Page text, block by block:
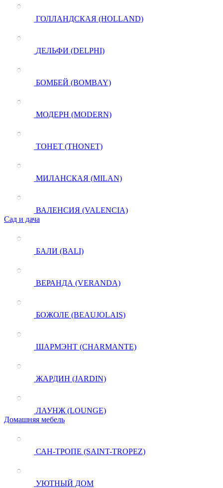
ГОЛЛАНДСКАЯ (HOLLAND)
ДЕЛЬФИ (DELPHI)
БОМБЕЙ (BOMBAY)
МОДЕРН (MODERN)
ТОНЕТ (THONET)
МИЛАНСКАЯ (MILAN)
ВАЛЕНСИЯ (VALENCIA)
Сад и дача
БАЛИ (BALI)
ВЕРАНДА (VERANDA)
БОЖОЛЕ (BEAUJOLAIS)
ШАРМЭНТ (CHARMANTE)
ЖАРДИН (JARDIN)
ЛАУНЖ (LOUNGE)
Домашняя мебель
САН-ТРОПЕ (SAINT-TROPEZ)
УЮТНЫЙ ДОМ